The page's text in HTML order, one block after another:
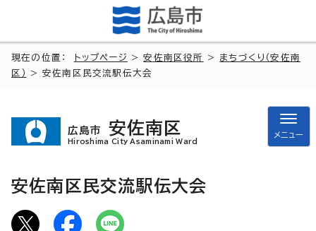
現在の位置： トップページ >安佐南区役所 > まちづくり（安佐南
区）
> 安佐南区民交流駅伝大会
広島市 安佐南区
Hiroshima City Asaminami Ward
メニュー
安佐南区民交流駅伝大会